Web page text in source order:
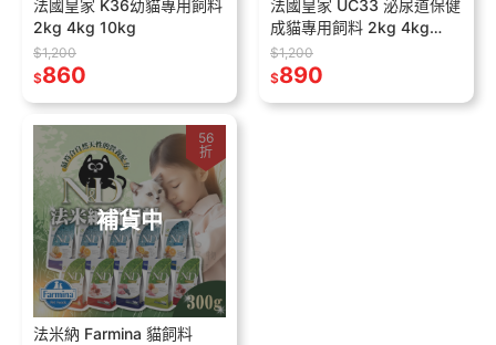
法國皇家 K36幼貓專用飼料
2kg 4kg 10kg
$1,200
$860
法國皇家 UC33 泌尿道保健
成貓專用飼料 2kg 4kg
10kg
$1,200
$890
補貨中
56
折
法米納 Farmina 貓飼料